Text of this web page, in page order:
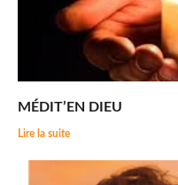
MÉDIT’EN DIEU
Lire la suite